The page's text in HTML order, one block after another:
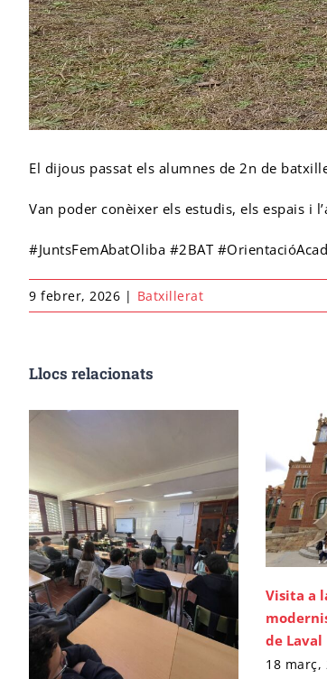
El dijous passat els alumnes de 2n de
Van poder conèixer els estudis, els espais
#JuntsFemAbatOliba #2BAT
9 febrer, 2026 | Batxillerat
Llocs relacionats
Visita a
de Laval
18 març,